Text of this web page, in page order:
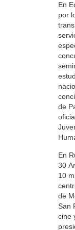
En
por
de
En
30
10
de
San
cine